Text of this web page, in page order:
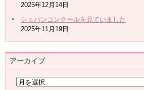
2025年12月14日
ショパンコンクールを見ていました
2025年11月19日
アーカイブ